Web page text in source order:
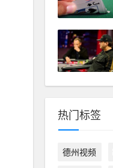
热门标签
德州视频